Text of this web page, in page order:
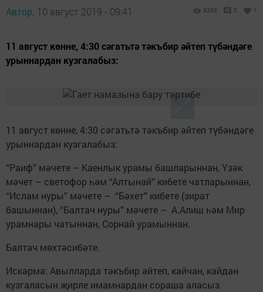
Автор, 10 август 2019 - 09:41 3369 0 1
11 август көнне, 4:30 сәгатьтә тәкъбир әйтеп түбәндәге
урыннардан кузгалабыз:
11 август көнне, 4:30 сәгатьтә тәкъбир әйтеп түбәндәге
урыннардан кузгалабыз:
“Раиф” мәчете – Каенлык урамы башларыннан, Үзәк
мәчет – светофор һәм “Алтынай” кибете чатларыннан,
“Ислам нуры” мәчете – “Бәхет” кибете (зират
башыннан), “Балтач нуры” мәчете – А.Алиш һәм Мир
урамнары чатыннан, Сорнай урамыннан.
Балтач мөхтәсибәте.
Искәрмә: Авылларда тәкъбир әйтеп, кайчан, кайдан
кузгаласын җирле имамнардан сораша аласыз.